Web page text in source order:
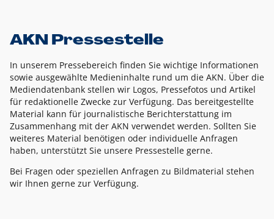
AKN Pressestelle
In unserem Pressebereich finden Sie wichtige Informationen
sowie ausgewählte Medieninhalte rund um die AKN. Über die
Mediendatenbank stellen wir Logos, Pressefotos und Artikel
für redaktionelle Zwecke zur Verfügung. Das bereitgestellte
Material kann für journalistische Berichterstattung im
Zusammenhang mit der AKN verwendet werden. Sollten Sie
weiteres Material benötigen oder individuelle Anfragen
haben, unterstützt Sie unsere Pressestelle gerne.
Bei Fragen oder speziellen Anfragen zu Bildmaterial stehen
wir Ihnen gerne zur Verfügung.